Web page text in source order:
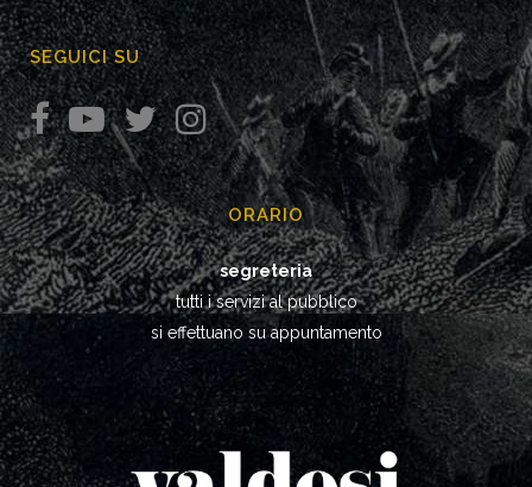
SEGUICI SU
ORARIO
segreteria
tutti i servizi al pubblico
si effettuano su appuntamento